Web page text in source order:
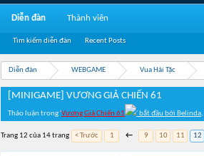
Diễn đàn WEBGAME Vua Hải Tặc
[MINIGAME] VƯƠNG GIẢ CHIẾN 61
Thảo luận trong 'Vương Giả Chiến 61 ' bắt đầu bởi Belinda,
Trang 12 của 14 trang < Trước 1 ← 9 10 11 12
Diễn đàn
Tìm kiếm diễn đàn Recent Posts
Thành viên